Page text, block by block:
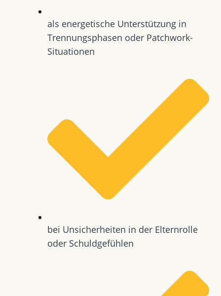
als energetische Unterstützung in
Trennungsphasen oder Patchwork-
Situationen
bei Unsicherheiten in der Elternrolle
oder Schuldgefühlen